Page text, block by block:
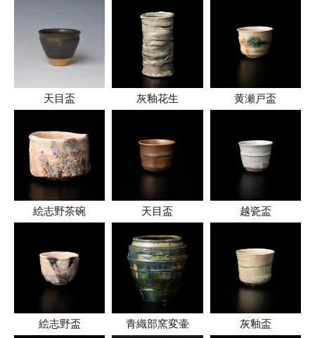
天目盃 灰釉花生 黄瀬戸盃
絵志野茶碗 天目盃 越瓷盃
絵志野盃 青織部窯変壷 灰釉盃